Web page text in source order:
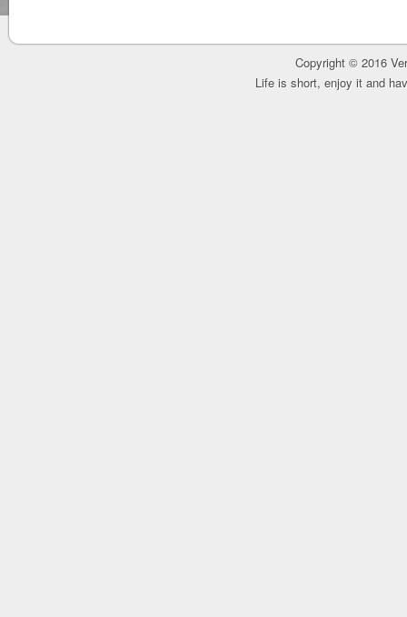
Copyright © 2016
Life is short, enjoy it and